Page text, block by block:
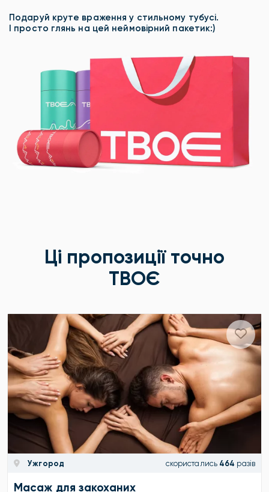
Подаруй круте враження у стильному тубусі.
І просто глянь на цей неймовірний пакетик:)
Ці пропозиції точно
ТВОЄ
Ужгород скористались 464 разів
Масаж для закоханих